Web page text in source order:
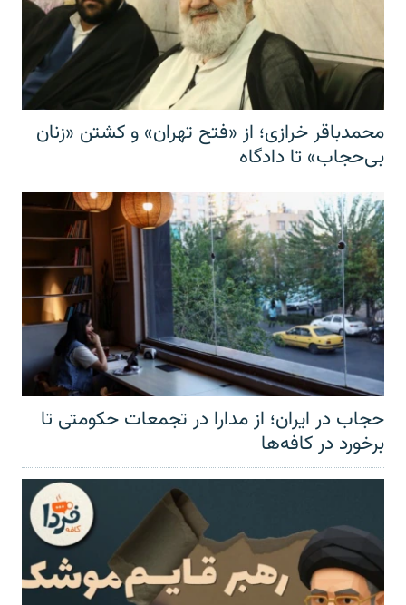
محمدباقر خرازی؛ از «فتح تهران» و کشتن «زنان
بی‌حجاب» تا دادگاه
حجاب در ایران؛ از مدارا در تجمعات حکومتی تا
برخورد در کافه‌ها